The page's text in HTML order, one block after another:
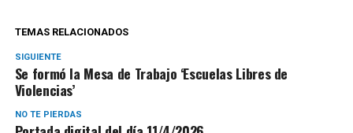
TEMAS RELACIONADOS
SIGUIENTE
Se formó la Mesa de Trabajo ‘Escuelas Libres de
Violencias’
NO TE PIERDAS